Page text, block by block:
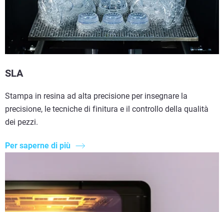
SLA
Stampa in resina ad alta precisione per insegnare la
precisione, le tecniche di finitura e il controllo della qualità
dei pezzi.
Per saperne di più